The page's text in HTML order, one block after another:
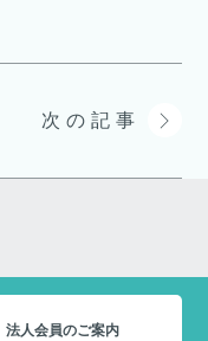
次の記事
法人会員のご案内